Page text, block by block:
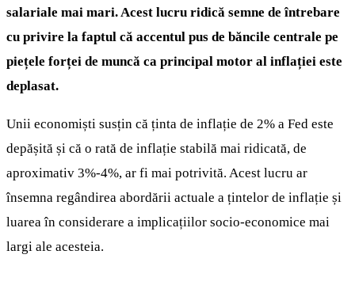
salariale mai mari. Acest lucru ridică semne de întrebare
cu privire la faptul că accentul pus de băncile centrale pe
piețele forței de muncă ca principal motor al inflației este
deplasat.
Unii economiști susțin că ținta de inflație de 2% a Fed este
depășită și că o rată de inflație stabilă mai ridicată, de
aproximativ 3%-4%, ar fi mai potrivită. Acest lucru ar
însemna regândirea abordării actuale a țintelor de inflație și
luarea în considerare a implicațiilor socio-economice mai
largi ale acesteia.